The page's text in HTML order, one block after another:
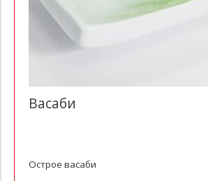
Васаби
Острое васаби